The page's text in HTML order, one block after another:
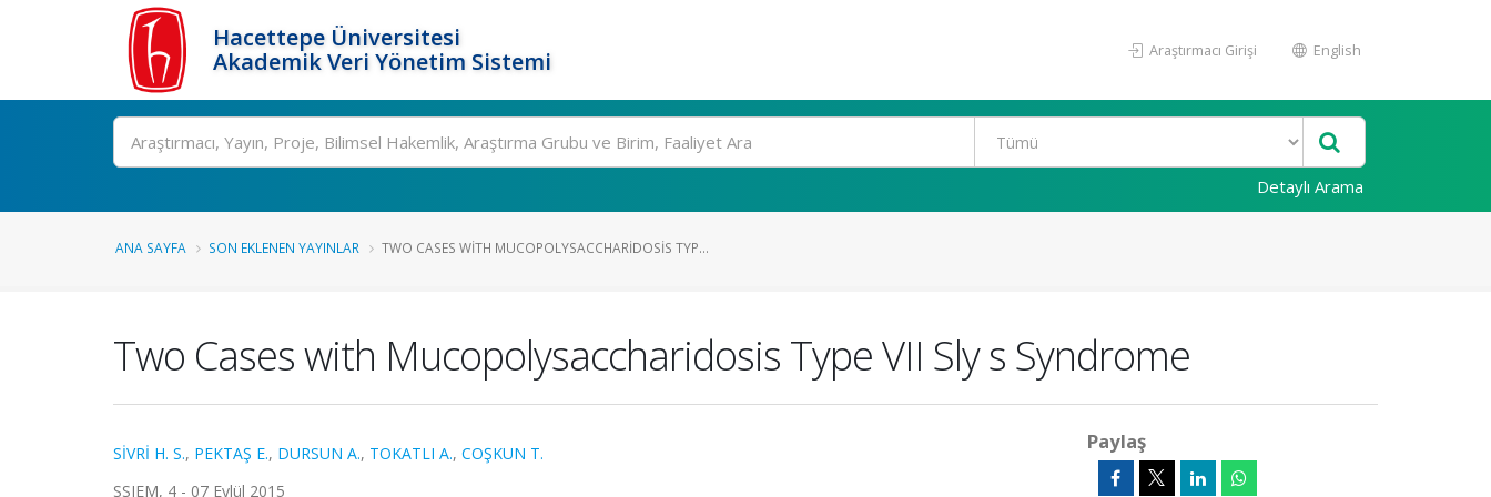
Hacettepe Üniversitesi
Akademik Veri Yönetim Sistemi
Araştırmacı Girişi English
Ara
Detaylı Arama
ANA SAYFA SON EKLENEN YAYINLAR TWO CASES WITH MUCOPOLYSACCHARIDOSIS TYP...
Two Cases with Mucopolysaccharidosis Type VII Sly s Syndrome
SİVRİ H. S., PEKTAŞ E., DURSUN A., TOKATLI A., COŞKUN T.
SSIEM, 4 - 07 Eylül 2015
Paylaş